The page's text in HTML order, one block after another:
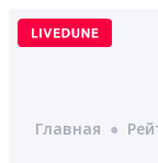
Перейти
Главная ●